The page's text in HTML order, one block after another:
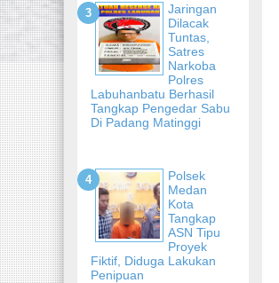
Jaringan
Dilacak
Tuntas,
Satres
Narkoba
Polres
Labuhanbatu Berhasil
Tangkap Pengedar Sabu
Di Padang Matinggi
Polsek
Medan
Kota
Tangkap
ASN Tipu
Proyek
Fiktif, Diduga Lakukan
Penipuan